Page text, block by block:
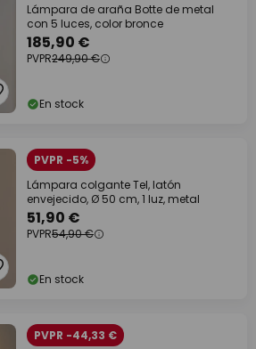
Lámpara de araña Botte de metal
con 5 luces, color bronce
185,90 €
PVPR249,90 €
En stock
PVPR -5%
Lámpara colgante Tel, latón
envejecido, Ø 50 cm, 1 luz, metal
51,90 €
PVPR54,90 €
En stock
PVPR -44,33 €